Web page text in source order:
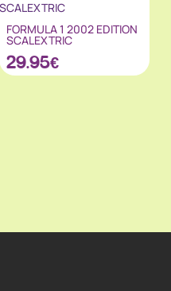
FORMULA 1 2002 EDITION
SCALEXTRIC
29.95€